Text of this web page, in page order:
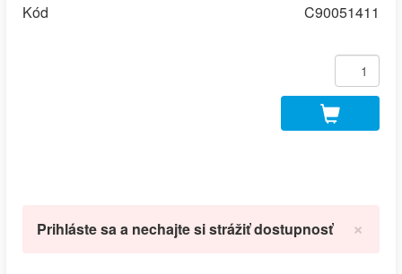
Kód C90051411
×
Prihláste sa a nechajte si strážiť dostupnosť